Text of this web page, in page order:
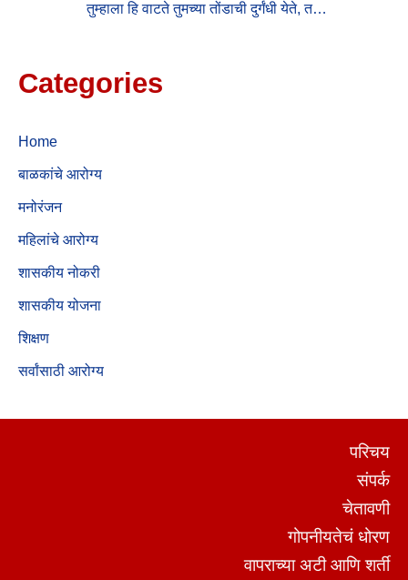
तुम्हाला हि वाटते तुमच्या तोंडाची दुर्गंधी येते, त…
Categories
Home
बाळकांचे आरोग्य
मनोरंजन
महिलांचे आरोग्य
शासकीय नोकरी
शासकीय योजना
शिक्षण
सर्वांसाठी आरोग्य
परिचय
संपर्क
चेतावणी
गोपनीयतेचं धोरण
वापराच्या अटी आणि शर्ती